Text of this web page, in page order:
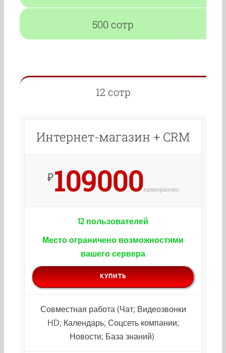
500 сотр
12 сотр
Интернет-магазин + CRM
₽109000единоразово
12 пользователей
Место ограничено возможностями
вашего сервера
КУПИТЬ
Совместная работа (Чат; Видеозвонки
HD; Календарь; Соцсеть компании;
Новости; База знаний)